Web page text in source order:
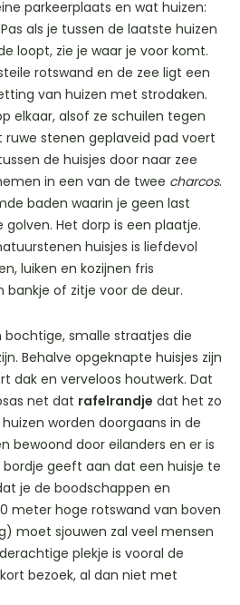
parkeerplaats en wat huizen:
als je tussen de laatste huizen
loopt, zie je waar je voor komt.
rotswand en de zee ligt een
van huizen met strodaken.
elkaar, alsof ze schuilen tegen
stenen geplaveid pad voert
de huisjes door naar zee
in een van de twee charcos.
baden waarin je geen last
Het dorp is een plaatje.
huisjes is liefdevol
luiken en kozijnen fris
of zitje voor de deur.
bochtige, smalle straatjes die
Behalve opgeknapte huisjes zijn
dak en verveloos houtwerk. Dat
net dat rafelrandje dat het zo
worden doorgaans in de
bewoond door eilanders en er is
bordje geeft aan dat een huisje te
je de boodschappen en
meter hoge rotswand van boven
moet sjouwen zal veel mensen
plekje is vooral de
bezoek, al dan niet met